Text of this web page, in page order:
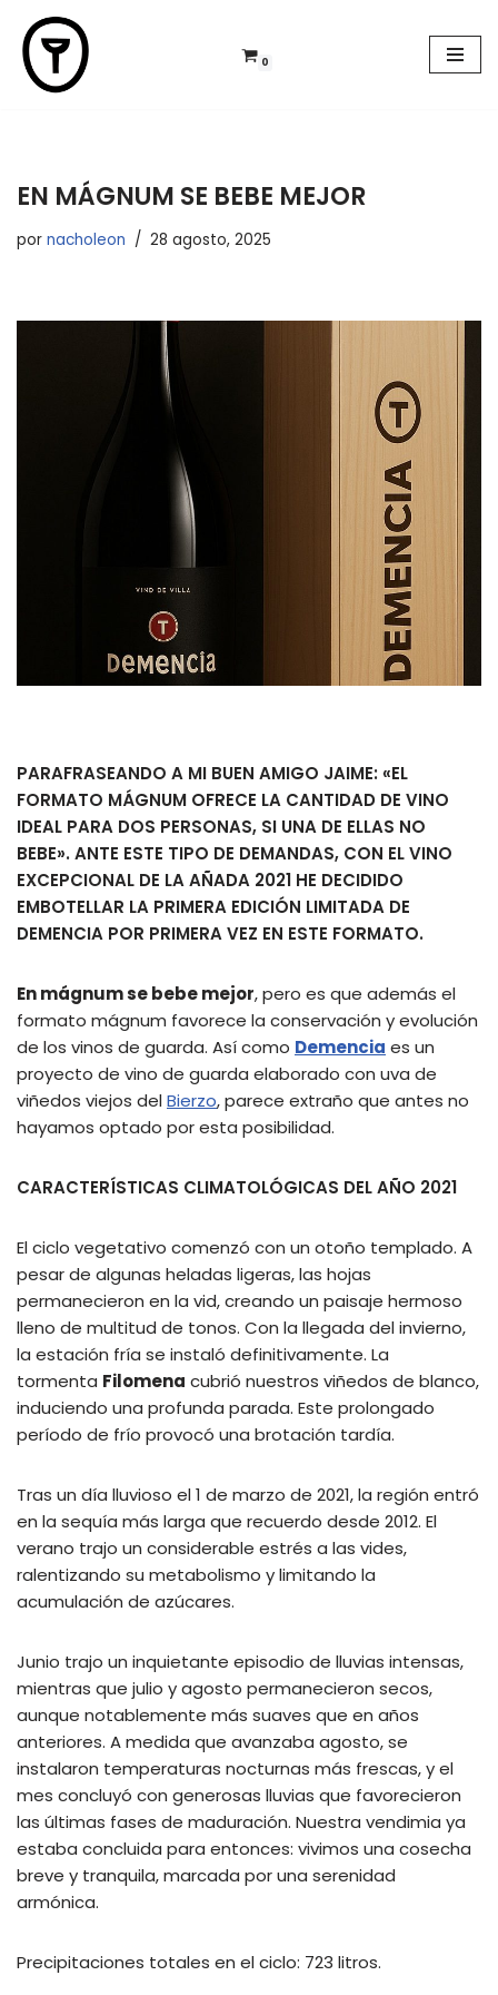
Saltar
al
0
EN MÁGNUM SE BEBE MEJOR
por nacholeon 28 agosto, 2025
PARAFRASEANDO A MI BUEN AMIGO JAIME: «EL
FORMATO MÁGNUM OFRECE LA CANTIDAD DE VINO
IDEAL PARA DOS PERSONAS, SI UNA DE ELLAS NO
BEBE». ANTE ESTE TIPO DE DEMANDAS, CON EL VINO
EXCEPCIONAL DE LA AÑADA 2021 HE DECIDIDO
EMBOTELLAR LA PRIMERA EDICIÓN LIMITADA DE
DEMENCIA POR PRIMERA VEZ EN ESTE FORMATO.
En mágnum se bebe mejor, pero es que además el
formato mágnum favorece la conservación y evolución
de los vinos de guarda. Así como Demencia es un
proyecto de vino de guarda elaborado con uva de
viñedos viejos delBierzo, parece extraño que antes no
hayamos optado por esta posibilidad.
CARACTERÍSTICAS CLIMATOLÓGICAS DEL AÑO 2021
El ciclo vegetativo comenzó con un otoño templado. A
pesar de algunas heladas ligeras, las hojas
permanecieron en la vid, creando un paisaje hermoso
lleno de multitud de tonos. Con la llegada del invierno,
la estación fría se instaló definitivamente. La
tormenta Filomena cubrió nuestros viñedos de blanco,
induciendo una profunda parada. Este prolongado
período de frío provocó una brotación tardía.
Tras un día lluvioso el 1 de marzo de 2021, la región entró
en la sequía más larga que recuerdo desde 2012. El
verano trajo un considerable estrés a las vides,
ralentizando su metabolismo y limitando la
acumulación de azúcares.
Junio trajo un inquietante episodio de lluvias intensas,
mientras que julio y agosto permanecieron secos,
aunque notablemente más suaves que en años
anteriores. A medida que avanzaba agosto, se
instalaron temperaturas nocturnas más frescas, y el
mes concluyó con generosas lluvias que favorecieron
las últimas fases de maduración. Nuestra vendimia ya
estaba concluida para entonces: vivimos una cosecha
breve y tranquila, marcada por una serenidad
armónica.
Precipitaciones totales en el ciclo: 723 litros.